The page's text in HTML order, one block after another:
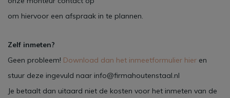
om hiervoor een afspraak in te plannen.
Zelf inmeten?
Geen probleem! Download dan het inmeetformulier hier en
stuur deze ingevuld naar info@firmahoutenstaal.nl
Je betaalt dan uitaard niet de kosten voor het inmeten van de